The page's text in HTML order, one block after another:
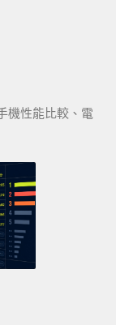
機性能比較、電